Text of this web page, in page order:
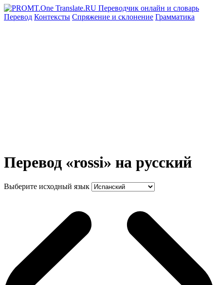
Перевод Контексты Спряжение и склонение Грамматика
Перевод «rossi» на русский
Выберите исходный язык